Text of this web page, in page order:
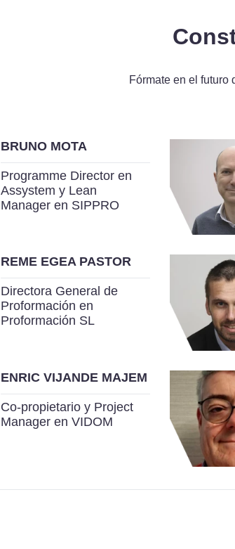
Fórmate en el futuro
BRUNO MOTA
Programme Director en
Assystem y Lean
Manager en SIPPRO
REME EGEA PASTOR
Directora General de
Proformación en
Proformación SL
ENRIC VIJANDE MAJEM
Co-propietario y Project
Manager en VIDOM